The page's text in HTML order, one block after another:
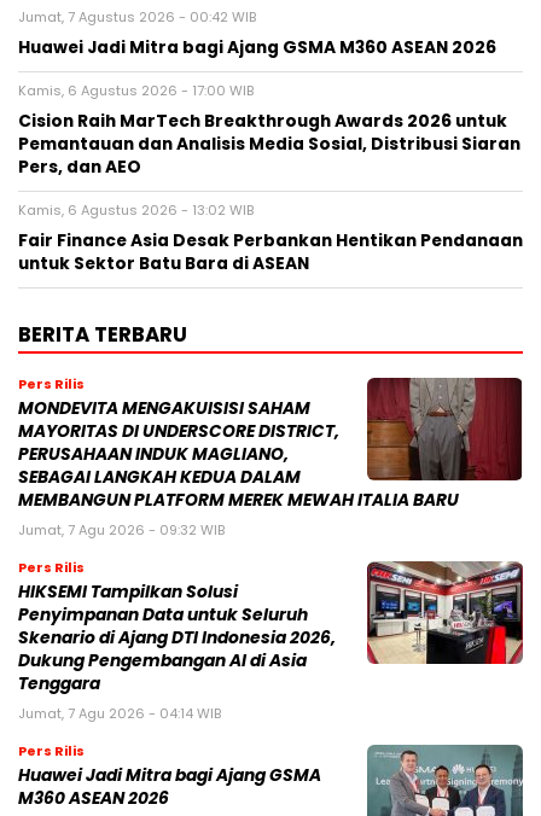
Jumat, 7 Agustus 2026 - 00:42 WIB
Huawei Jadi Mitra bagi Ajang GSMA M360 ASEAN 2026
Kamis, 6 Agustus 2026 - 17:00 WIB
Cision Raih MarTech Breakthrough Awards 2026 untuk
Pemantauan dan Analisis Media Sosial, Distribusi Siaran
Pers, dan AEO
Kamis, 6 Agustus 2026 - 13:02 WIB
Fair Finance Asia Desak Perbankan Hentikan Pendanaan
untuk Sektor Batu Bara di ASEAN
BERITA TERBARU
Pers Rilis
MONDEVITA MENGAKUISISI SAHAM
MAYORITAS DI UNDERSCORE DISTRICT,
PERUSAHAAN INDUK MAGLIANO,
SEBAGAI LANGKAH KEDUA DALAM
MEMBANGUN PLATFORM MEREK MEWAH ITALIA BARU
Jumat, 7 Agu 2026 - 09:32 WIB
Pers Rilis
HIKSEMI Tampilkan Solusi
Penyimpanan Data untuk Seluruh
Skenario di Ajang DTI Indonesia 2026,
Dukung Pengembangan AI di Asia
Tenggara
Jumat, 7 Agu 2026 - 04:14 WIB
Pers Rilis
Huawei Jadi Mitra bagi Ajang GSMA
M360 ASEAN 2026